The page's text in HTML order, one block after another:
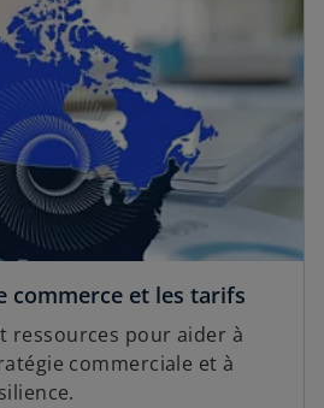
a
u
n
o
commerce et les tarifs
ressources pour aider à
commerciale et à